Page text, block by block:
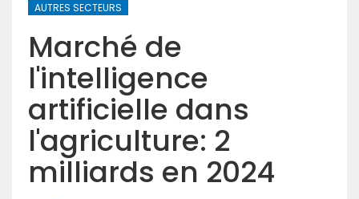
AUTRES SECTEURS
Marché de
l'intelligence
artificielle dans
l'agriculture: 2
milliards en 2024